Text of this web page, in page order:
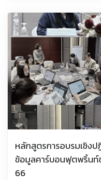
หลักสูตรการอบรมเชิงป
ข้อมูลคาร์บอนฟุตพริ้นท์
66